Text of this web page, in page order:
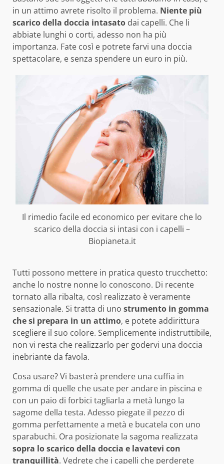
in un attimo avrete risolto il problema. Niente più
scarico della doccia intasato dai capelli. Che li
abbiate lunghi o corti, adesso non ha più
importanza. Fate così e potrete farvi una doccia
spettacolare, e senza spendere un euro in più.
Il rimedio facile ed economico per evitare che lo
scarico della doccia si intasi con i capelli –
Biopianeta.it
Tutti possono mettere in pratica questo trucchetto:
anche lo nostre nonne lo conoscono. Di recente
tornato alla ribalta, così realizzato è veramente
sensazionale. Si tratta di uno strumento in gomma
che si prepara in un attimo, e potete addirittura
scegliere il suo colore. Semplicemente indistruttibile,
non vi resta che realizzarlo per godervi una doccia
inebriante da favola.
Cosa usare? Vi basterà prendere una cuffia in
gomma di quelle che usate per andare in piscina e
con un paio di forbici tagliarla a metà lungo la
sagome della testa. Adesso piegate il pezzo di
gomma perfettamente a metà e bucatela con uno
sparabuchi. Ora posizionate la sagoma realizzata
sopra lo scarico della doccia e lavatevi con
tranquillità. Vedrete che i capelli che perderete